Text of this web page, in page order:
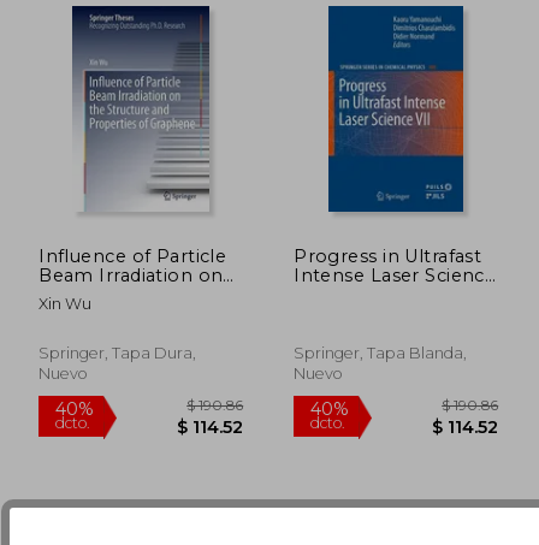
dcto. $ 123.68 dcto.
Influence of Particle
Beam Irradiation on
the Structure and
Properties of
Theses)
Xin Wu
Springer, Tapa Dura,
Nuevo
Progress in Ultrafast
Intense Laser Science
Springer, Tapa Blanda,
Nuevo